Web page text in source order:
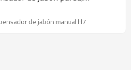
de jabon espuma
de jabón manual H7